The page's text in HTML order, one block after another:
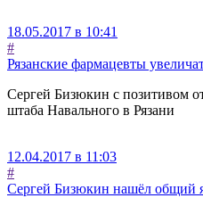
18.05.2017 в 10:41
#
Рязанские фармацевты
Сергей Бизюкин с позитивом
штаба Навального в Рязани
12.04.2017 в 11:03
#
Сергей Бизюкин нашёл общий